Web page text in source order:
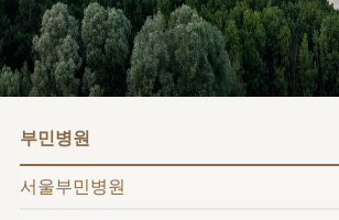
HI
HSS
글로벌
얼라이언스
연혁
조직도
오시는길
언론보도
건강토크
입찰공고
부민병원
40주년
역사관
서울부민병원
부산부민병원
해운대부민병원
프레스티지
라이프케어센터
KOR
ENG
RUS
부민병원
서울부민병원